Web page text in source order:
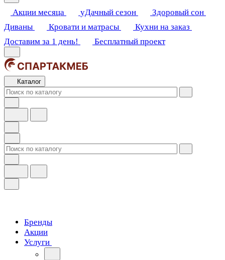
Акции месяца уДачный сезон
Здоровый сон
Диваны
Кровати и матрасы
Кухни на заказ
Доставим за 1 день!
Бесплатный проект
Каталог
Бренды
Акции
Услуги